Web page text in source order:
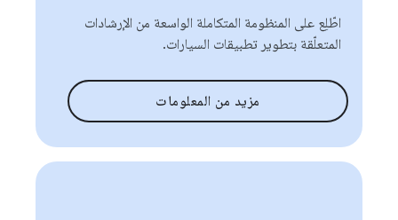
اطّلِع على المنظومة المتكاملة الواسعة من الإرشادات
المتعلّقة بتطوير تطبيقات السيارات.
مزيد من المعلومات